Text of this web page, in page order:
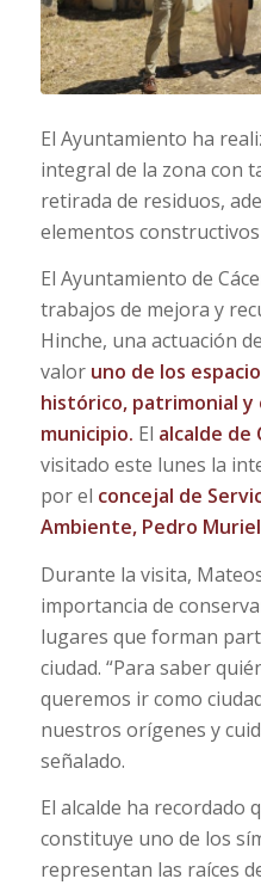
El Ayuntamiento ha
integral de la zona con
retirada de residuos,
elementos
El Ayuntamiento de
trabajos de mejora y
Hinche, una actuación
valor uno de los
histórico, patrimonial
municipio. El alcalde de
visitado este lunes la
por el concejal de
Ambiente, Pedro
Durante la visita,
importancia de
lugares que forman
ciudad. “Para saber
queremos ir como
nuestros orígenes y
señalado.
El alcalde ha recordado
constituye uno de los
representan las raíces